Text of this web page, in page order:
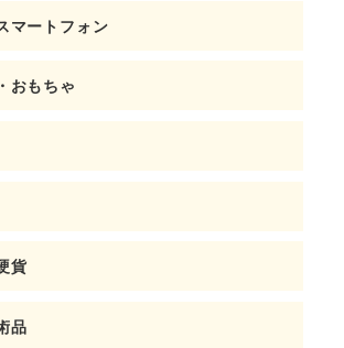
マートフォン
おもちゃ
貨
品